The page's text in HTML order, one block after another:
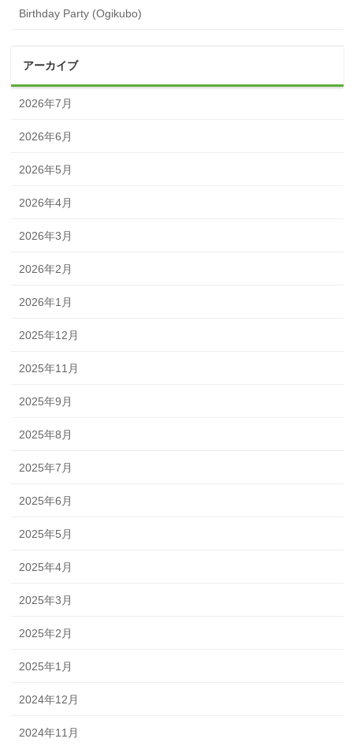
Birthday Party (Ogikubo)
アーカイブ
2026年7月
2026年6月
2026年5月
2026年4月
2026年3月
2026年2月
2026年1月
2025年12月
2025年11月
2025年9月
2025年8月
2025年7月
2025年6月
2025年5月
2025年4月
2025年3月
2025年2月
2025年1月
2024年12月
2024年11月